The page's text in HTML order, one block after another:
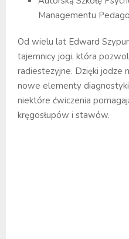
Managementu
Od wielu lat Edward
tajemnicy jogi, która
radiestezyjne. Dzięki jodze
nowe elementy
niektóre ćwiczenia
kręgosłupów i stawów.